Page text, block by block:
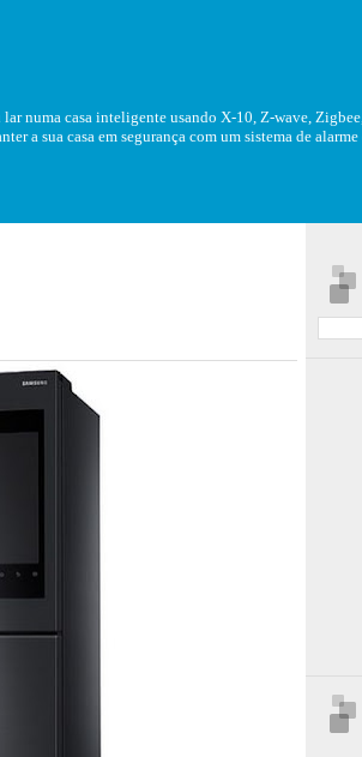
numa casa inteligente usando X-10, Z-wave,
a sua casa em segurança com um sistema de